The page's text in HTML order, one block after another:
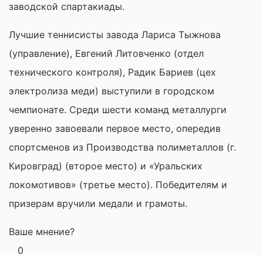
заводской спартакиады.
Лучшие теннисисты завода Лариса Тыжнова
(управление), Евгений Литовченко (отдел
технического контроля), Радик Бариев (цех
электролиза меди) выступили в городском
чемпионате. Среди шести команд металлурги
уверенно завоевали первое место, опередив
спортсменов из Производства полиметаллов (г.
Кировград) (второе место) и «Уральских
локомотивов» (третье место). Победителям и
призерам вручили медали и грамоты.
Ваше мнение?
0